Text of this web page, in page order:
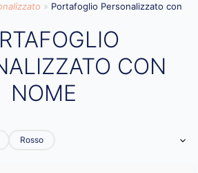
» Portafoglio Personalizzato con
CON
NOME
Rosso